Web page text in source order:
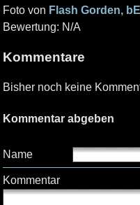
Foto von Flash Gorden,
Bewertung: N/A
Kommentare
Bisher noch keine
Kommentar abgeben
Name
Kommentar